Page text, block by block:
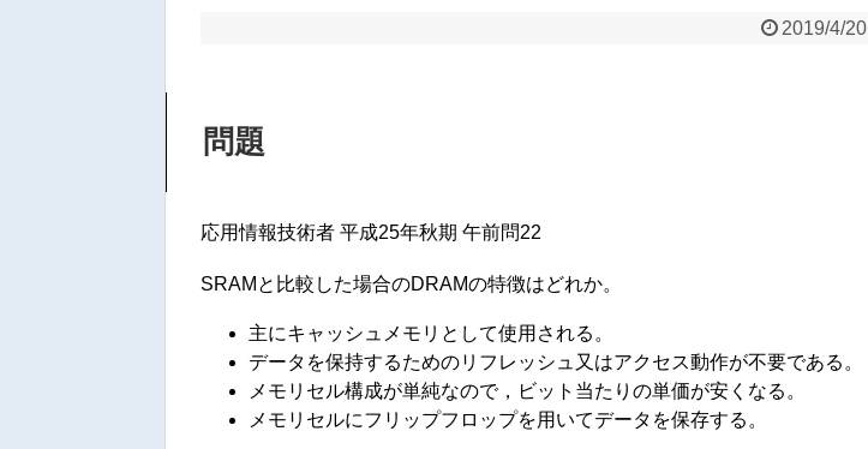
2019/4/20
問題
応用情報技術者 平成25年秋期 午前問22
SRAMと比較した場合のDRAMの特徴はどれか。
主にキャッシュメモリとして使用される。
データを保持するためのリフレッシュ又はアクセス動作が不要である。
メモリセル構成が単純なので，ビット当たりの単価が安くなる。
メモリセルにフリップフロップを用いてデータを保存する。